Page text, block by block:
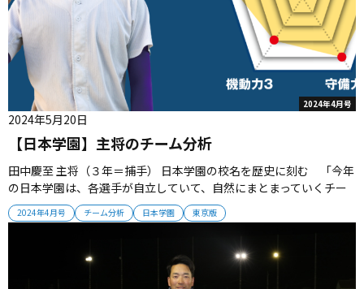
2024年4月号
2024年4月号 チーム分析 日本学園 東京版
【日本学園】主将のチーム分析
2024年5月20日
田中慶至 主将（３年＝捕手） 日本学園の校名を歴史に刻む 「今年
の日本学園は、各選手が自立していて、自然にまとまっていくチー
ムです。最速144キロのエース古川遼を軸に粘り強く戦っていきま
す。校名変更まであと２年。自分たちの代で甲子園出場を果たして
日本学園の校名を歴史に刻みたいと思います」...